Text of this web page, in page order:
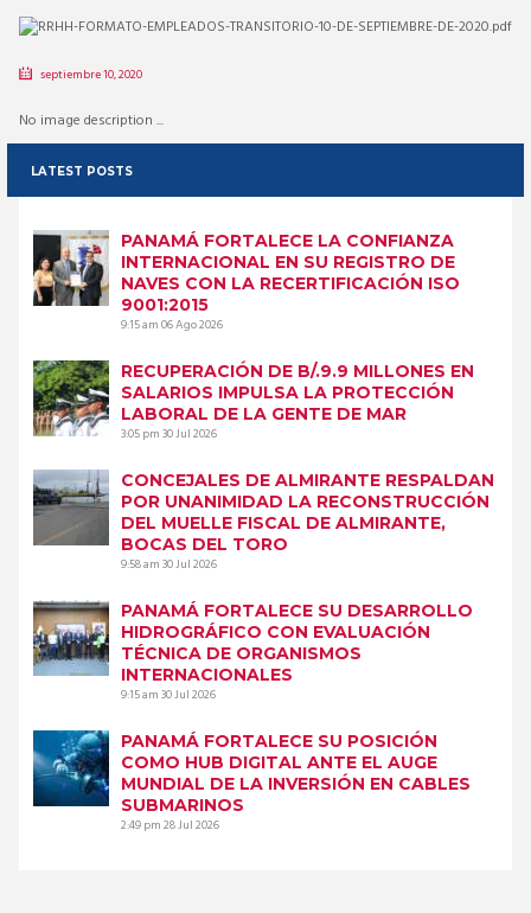
septiembre 10, 2020
No image description ...
LATEST POSTS
PANAMÁ FORTALECE LA CONFIANZA
INTERNACIONAL EN SU REGISTRO DE
NAVES CON LA RECERTIFICACIÓN ISO
9001:2015
9:15 am06 Ago 2026
RECUPERACIÓN DE B/.9.9 MILLONES EN
SALARIOS IMPULSA LA PROTECCIÓN
LABORAL DE LA GENTE DE MAR
3:05 pm30 Jul 2026
CONCEJALES DE ALMIRANTE RESPALDAN
POR UNANIMIDAD LA RECONSTRUCCIÓN
DEL MUELLE FISCAL DE ALMIRANTE,
BOCAS DEL TORO
9:58 am30 Jul 2026
PANAMÁ FORTALECE SU DESARROLLO
HIDROGRÁFICO CON EVALUACIÓN
TÉCNICA DE ORGANISMOS
INTERNACIONALES
9:15 am30 Jul 2026
PANAMÁ FORTALECE SU POSICIÓN
COMO HUB DIGITAL ANTE EL AUGE
MUNDIAL DE LA INVERSIÓN EN CABLES
SUBMARINOS
2:49 pm28 Jul 2026